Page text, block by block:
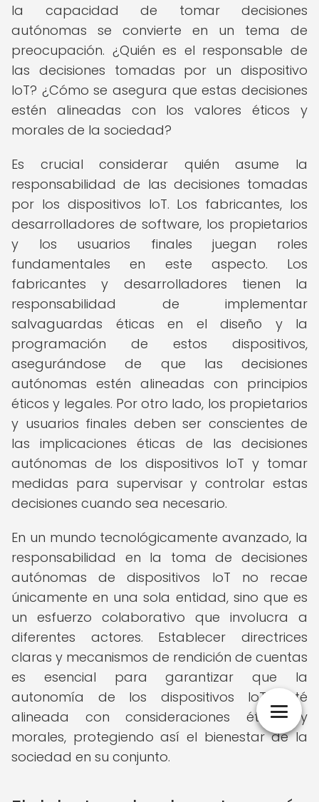
la capacidad de tomar decisiones
autónomas se convierte en un tema de
preocupación. ¿Quién es el responsable de
las decisiones tomadas por un dispositivo
IoT? ¿Cómo se asegura que estas decisiones
estén alineadas con los valores éticos y
morales de la sociedad?
Es crucial considerar quién asume la
responsabilidad de las decisiones tomadas
por los dispositivos IoT. Los fabricantes, los
desarrolladores de software, los propietarios
y los usuarios finales juegan roles
fundamentales en este aspecto. Los
fabricantes y desarrolladores tienen la
responsabilidad de implementar
salvaguardas éticas en el diseño y la
programación de estos dispositivos,
asegurándose de que las decisiones
autónomas estén alineadas con principios
éticos y legales. Por otro lado, los propietarios
y usuarios finales deben ser conscientes de
las implicaciones éticas de las decisiones
autónomas de los dispositivos IoT y tomar
medidas para supervisar y controlar estas
decisiones cuando sea necesario.
En un mundo tecnológicamente avanzado, la
responsabilidad en la toma de decisiones
autónomas de dispositivos IoT no recae
únicamente en una sola entidad, sino que es
un esfuerzo colaborativo que involucra a
diferentes actores. Establecer directrices
claras y mecanismos de rendición de cuentas
es esencial para garantizar que la
autonomía de los dispositivos IoT esté
alineada con consideraciones éticas y
morales, protegiendo así el bienestar de la
sociedad en su conjunto.